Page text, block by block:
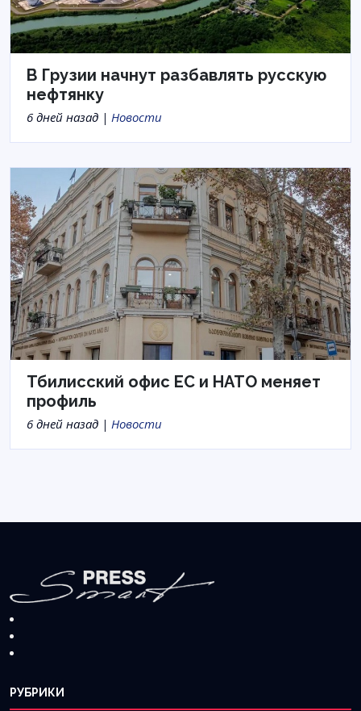
В Грузии начнут разбавлять русскую
нефтянку
6 дней назад | Новости
Тбилисский офис ЕС и НАТО меняет
профиль
6 дней назад | Новости
РУБРИКИ